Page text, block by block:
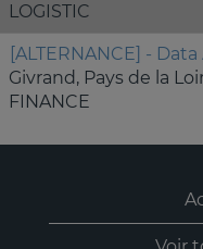
LOGISTIC
[ALTERNANCE] -
Givrand, Pays de la
FINANCE